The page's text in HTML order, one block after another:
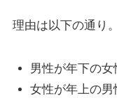
理由は以下の通り。
男性が年下の
女性が年上の